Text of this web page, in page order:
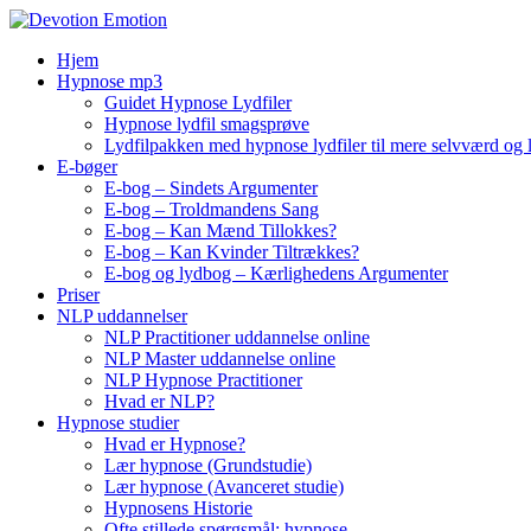
Skip
contentHjem
Hypnose mp3
Guidet Hypnose Lydfiler
Hypnose lydfil smagsprøve
Lydfilpakken med hypnose lydfiler til mere selvværd og
E-bøger
E-bog – Sindets Argumenter
E-bog – Troldmandens Sang
E-bog – Kan Mænd Tillokkes?
E-bog – Kan Kvinder Tiltrækkes?
E-bog og lydbog – Kærlighedens Argumenter
Priser
NLP uddannelser
NLP Practitioner uddannelse online
NLP Master uddannelse online
NLP Hypnose Practitioner
Hvad er NLP?
Hypnose studier
Hvad er Hypnose?
Lær hypnose (Grundstudie)
Lær hypnose (Avanceret studie)
Hypnosens Historie